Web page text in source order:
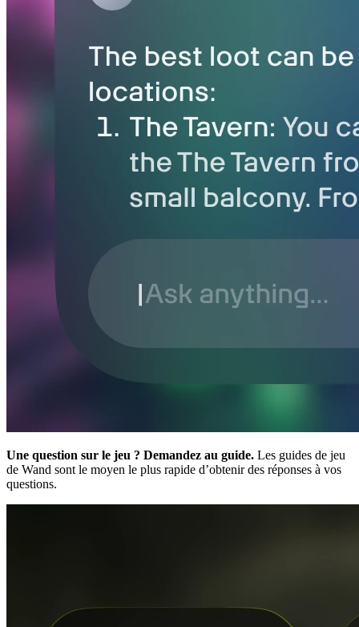
Une question sur le jeu ? Demandez au guide. Les guides de jeu
de Wand sont le moyen le plus rapide d’obtenir des réponses à vos
questions.